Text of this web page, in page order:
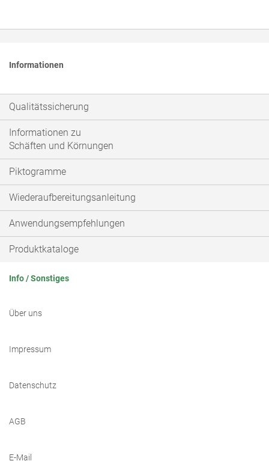
Informationen
Qualitätssicherung
Informationen zu
Schäften und Körnungen
Piktogramme
Wiederaufbereitungsanleitung
Anwendungsempfehlungen
Produktkataloge
Info / Sonstiges
Über uns
Impressum
Datenschutz
AGB
E-Mail